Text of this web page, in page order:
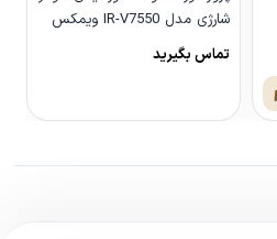
شارژی مدل IR-V7550 ویمکس
تماس بگیرید